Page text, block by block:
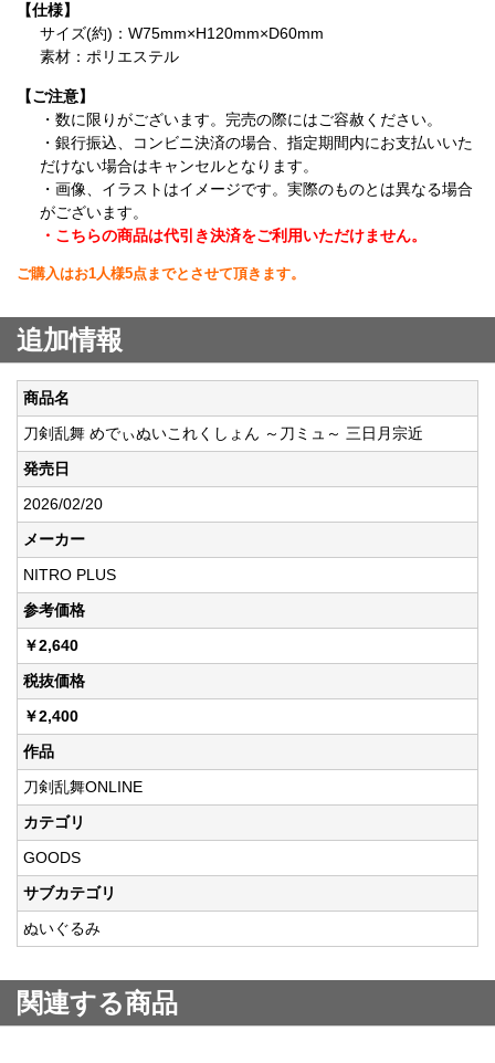
【仕様】
サイズ(約)：W75mm×H120mm×D60mm
素材：ポリエステル
【ご注意】
・数に限りがございます。完売の際にはご容赦ください。
・銀行振込、コンビニ決済の場合、指定期間内にお支払いいた
だけない場合はキャンセルとなります。
・画像、イラストはイメージです。実際のものとは異なる場合
がございます。
・こちらの商品は代引き決済をご利用いただけません。
ご購入はお1人様5点までとさせて頂きます。
追加情報
商品名
刀剣乱舞 めでぃぬいこれくしょん ～刀ミュ～ 三日月宗近
発売日
2026/02/20
メーカー
NITRO PLUS
参考価格
￥2,640
税抜価格
￥2,400
作品
刀剣乱舞ONLINE
カテゴリ
GOODS
サブカテゴリ
ぬいぐるみ
関連する商品